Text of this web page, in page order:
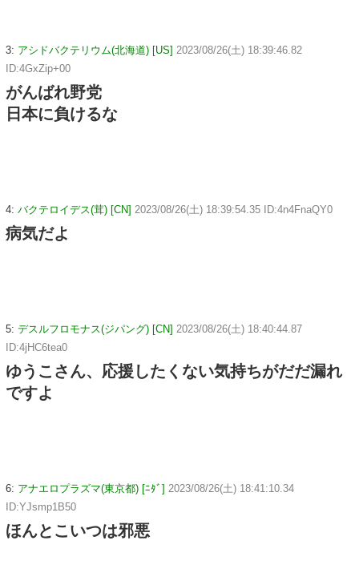
3: アシドバクテリウム(北海道) [US] 2023/08/26(土) 18:39:46.82
ID:4GxZip+00
がんばれ野党
日本に負けるな
4: バクテロイデス(茸) [CN] 2023/08/26(土) 18:39:54.35 ID:4n4FnaQY0
病気だよ
5: デスルフロモナス(ジパング) [CN] 2023/08/26(土) 18:40:44.87
ID:4jHC6tea0
ゆうこさん、応援したくない気持ちがだだ漏れ
ですよ
6: アナエロプラズマ(東京都) [ﾆﾀﾞ] 2023/08/26(土) 18:41:10.34
ID:YJsmp1B50
ほんとこいつは邪悪